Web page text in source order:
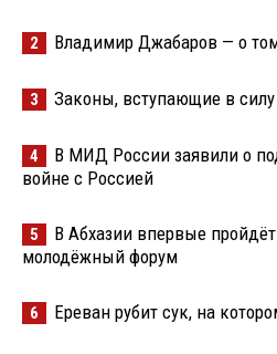
2 Владимир Джабаров — о
3 Законы, вступающие в силу
4
В МИД России заявили о
войне с Россией
5
В Абхазии впервые
молодёжный форум
6 Ереван рубит сук, на